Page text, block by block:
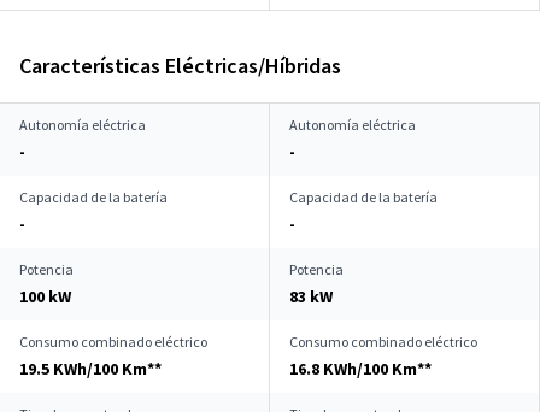
Características Eléctricas/Híbridas
Autonomía eléctrica
-
Autonomía eléctrica
-
Capacidad de la batería
-
Capacidad de la batería
-
Potencia
100 kW
Potencia
83 kW
Consumo combinado eléctrico
19.5 KWh/100 Km**
Consumo combinado eléctrico
16.8 KWh/100 Km**